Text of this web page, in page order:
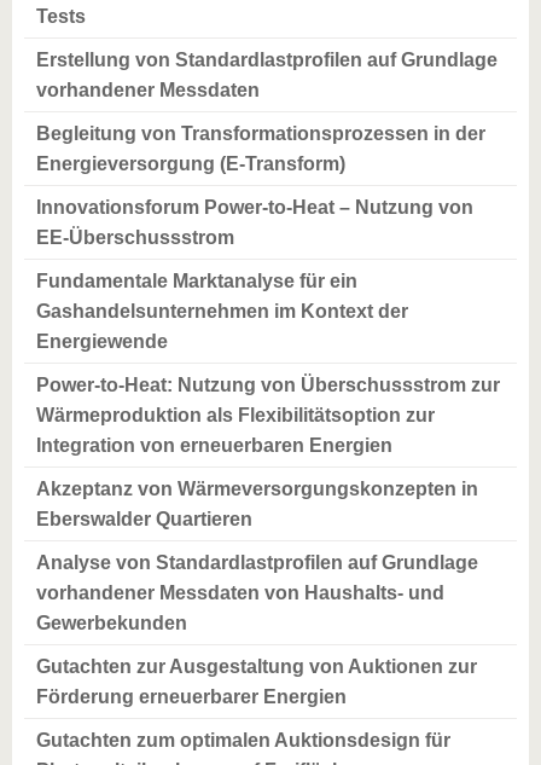
Tests
Erstellung von Standardlastprofilen auf Grundlage
vorhandener Messdaten
Begleitung von Transformationsprozessen in der
Energieversorgung (E-Transform)
Innovationsforum Power-to-Heat – Nutzung von
EE-Überschussstrom
Fundamentale Marktanalyse für ein
Gashandelsunternehmen im Kontext der
Energiewende
Power-to-Heat: Nutzung von Überschussstrom zur
Wärmeproduktion als Flexibilitätsoption zur
Integration von erneuerbaren Energien
Akzeptanz von Wärmeversorgungskonzepten in
Eberswalder Quartieren
Analyse von Standardlastprofilen auf Grundlage
vorhandener Messdaten von Haushalts- und
Gewerbekunden
Gutachten zur Ausgestaltung von Auktionen zur
Förderung erneuerbarer Energien
Gutachten zum optimalen Auktionsdesign für